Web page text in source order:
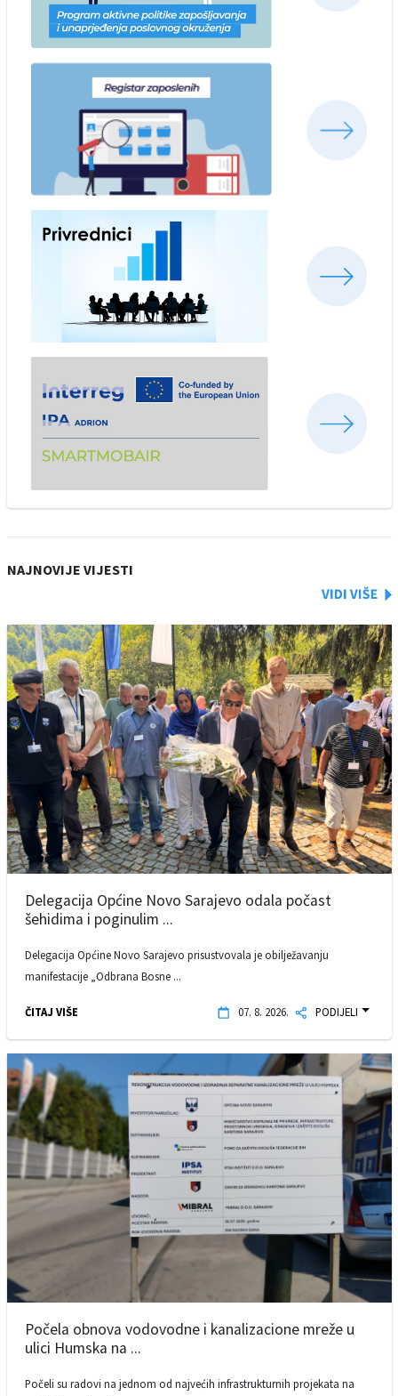
NAJNOVIJE VIJESTI
Delegacija Općine Novo Sarajevo odala počast
šehidima i poginulim ...
Delegacija Općine Novo Sarajevo prisustvovala je obilježavanju
manifestacije „Odbrana Bosne ...
ČITAJ VIŠE 07. 8. 2026. PODIJELI
Počela obnova vodovodne i kanalizacione mreže u
ulici Humska na ...
Počeli su radovi na jednom od najvećih infrastrukturnih projekata na